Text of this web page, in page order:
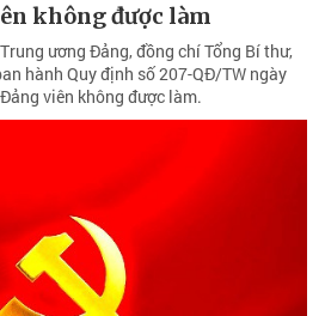
không được làm
ương Đảng, đồng chí Tổng Bí thư,
hành Quy định số 207-QĐ/TW ngày
viên không được làm.